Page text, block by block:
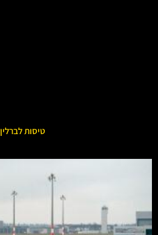
טיסות לברלין